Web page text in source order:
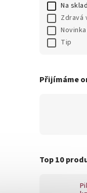
Na
Zdravá
Novinka
Tip
Přijímáme
Top 10